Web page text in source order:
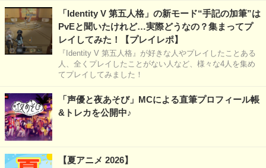
「Identity V 第五人格」の新モード“手記の加筆”は
PvEと聞いたけれど…実際どうなの？集まってプ
レイしてみた！【プレイレポ】
『Identity V 第五人格』が好きな人やプレイしたことある
人、全くプレイしたことがない人など、様々な4人を集め
てプレイしてみました！
「声優と夜あそび」MCによる直筆プロフィール帳
&トレカを公開中♪
【夏アニメ 2026】